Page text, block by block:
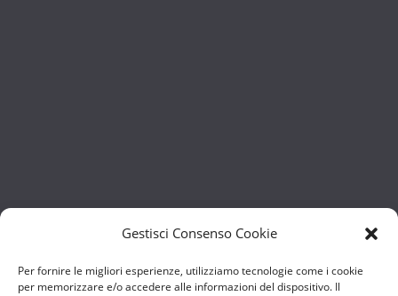
Gestisci Consenso Cookie
Per fornire le migliori esperienze, utilizziamo tecnologie come i cookie
per memorizzare e/o accedere alle informazioni del dispositivo. Il